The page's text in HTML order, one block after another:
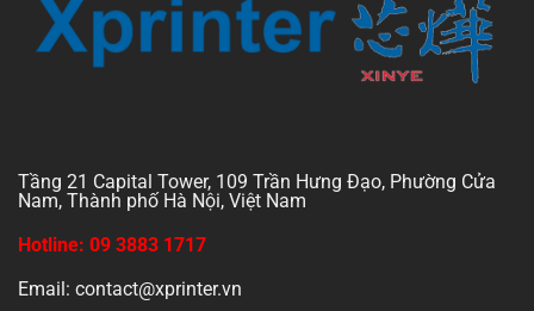
Tầng 21 Capital Tower, 109 Trần Hưng Đạo, Phường Cửa
Nam, Thành phố Hà Nội, Việt Nam
Hotline: 09 3883 1717
Email: contact@xprinter.vn